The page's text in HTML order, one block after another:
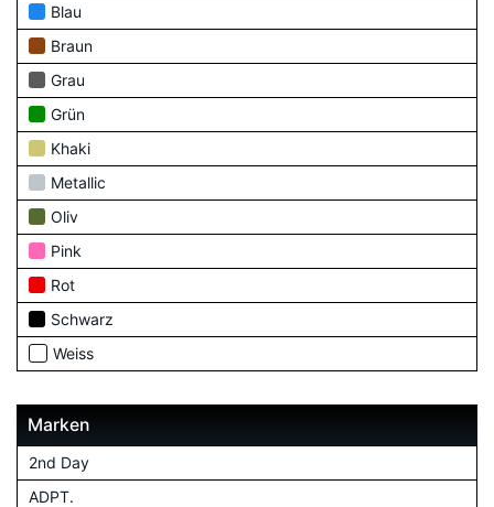
Blau
Braun
Grau
Grün
Khaki
Metallic
Oliv
Pink
Rot
Schwarz
Weiss
Marken
2nd Day
ADPT.